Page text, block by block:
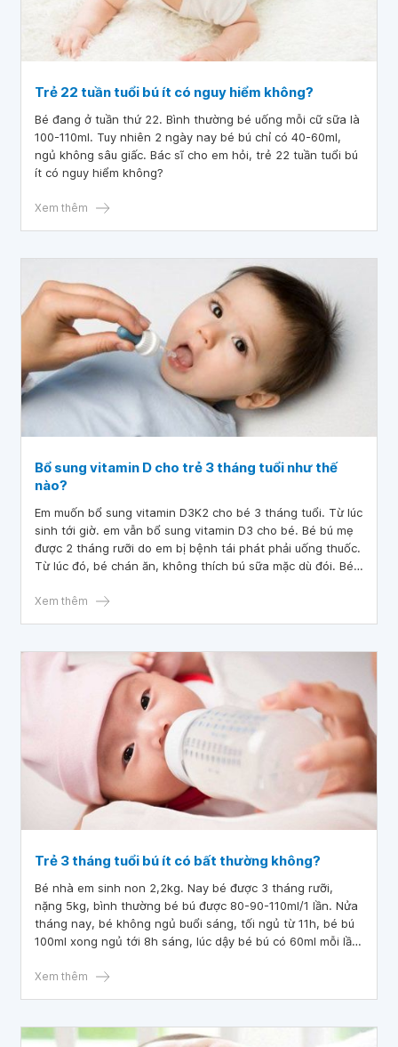
Trẻ 22 tuần tuổi bú ít có nguy hiểm không?
Bé đang ở tuần thứ 22. Bình thường bé uống mỗi cữ sữa là
100-110ml. Tuy nhiên 2 ngày nay bé bú chỉ có 40-60ml,
ngủ không sâu giấc. Bác sĩ cho em hỏi, trẻ 22 tuần tuổi bú
ít có nguy hiểm không?
Xem thêm
Bổ sung vitamin D cho trẻ 3 tháng tuổi như thế
nào?
Em muốn bổ sung vitamin D3K2 cho bé 3 tháng tuổi. Từ lúc
sinh tới giờ. em vẫn bổ sung vitamin D3 cho bé. Bé bú mẹ
được 2 tháng rưỡi do em bị bệnh tái phát phải uống thuốc.
Từ lúc đó, bé chán ăn, không thích bú sữa mặc dù đói. Bé
ngày bé chỉ ngủ được 10 tiếng, bổ sung vitamin D cho trẻ
Xem thêm
Trẻ 3 tháng tuổi bú ít có bất thường không?
Bé nhà em sinh non 2,2kg. Nay bé được 3 tháng rưỡi,
nặng 5kg, bình thường bé bú được 80-90-110ml/1 lần. Nửa
tháng nay, bé không ngủ buổi sáng, tối ngủ từ 11h, bé bú
100ml xong ngủ tới 8h sáng, lúc dậy bé bú có 60ml mỗi lần
bất thường không?
Xem thêm